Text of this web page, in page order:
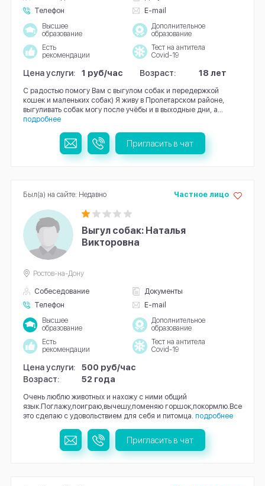
Телефон
E-mail
Высшее
образование
Дополнительное
образование
Есть
рекомендации
Тест на антитела
Covid-19
Цена услуги: 1 руб/час Возраст: 18 лет
С радостью помогу Вам с выгулом собак и передержкой
кошек и маленьких собак) Я живу в Пролетарском районе,
выгуливать собак могу после учёбы и в выходные дни, а...
подробнее
Пригласить в чат
Выгул собак: Наталья
Викторовна
Собеседование
Документы
Телефон
E-mail
Частное лицо
Ростов-на-Дону
Высшее
образование
Дополнительное
образование
Есть
рекомендации
Тест на антитела
Covid-19
Цена услуги:
500 руб/час
Возраст:
52 года
Очень люблю животных и нахожу с ними общий
язык.Поглажу,поиграю,вычешу,поменяю горшок,покормлю.Все
это сделаю с удовольствием для себя и питомца. подробнее
Был(а) на сайте: Недавно
Пригласить в чат